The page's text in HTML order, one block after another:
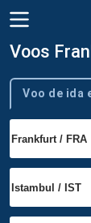
Voos
Tipo de viagem
Voo de ida